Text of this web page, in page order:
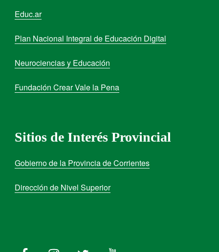
Educ.ar
Plan Nacional Integral de Educación Digital
Neurociencias y Educación
Fundación Crear Vale la Pena
Sitios de Interés Provincial
Gobierno de la Provincia de Corrientes
Dirección de Nivel Superior